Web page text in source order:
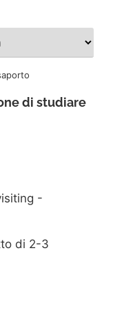
di studiare
-
di 2-3